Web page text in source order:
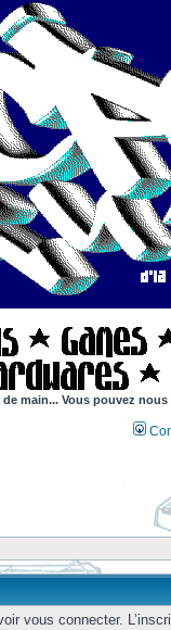
main... Vous pouvez
vous connecter.